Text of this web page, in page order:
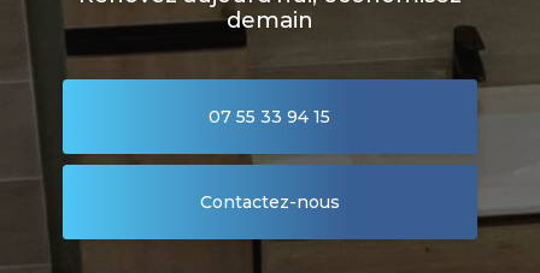
demain
07 55 33 94 15
Contactez-nous